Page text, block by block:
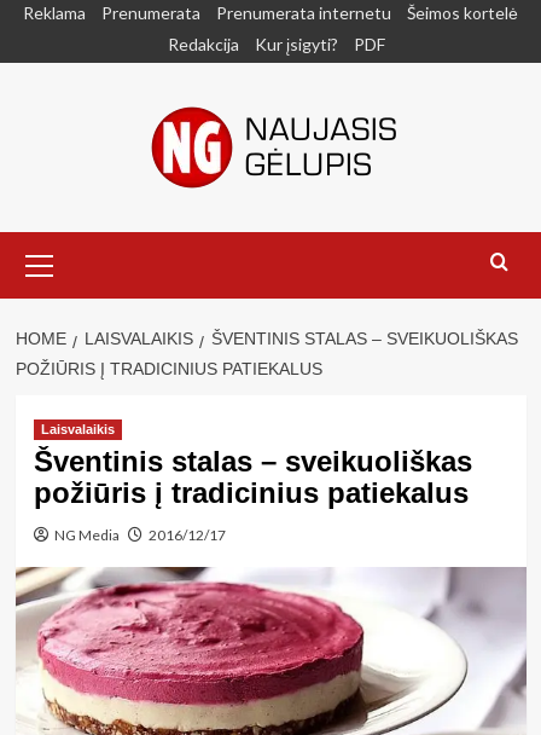
SkipReklama Prenumerata Prenumerata internetu
Šeimos kortelė
Redakcija
Kur įsigyti? PDF
Menu
HOME LAISVALAIKIS
ŠVENTINIS STALAS – SVEIKUOLIŠKAS
POŽIŪRIS Į TRADICINIUS PATIEKALUS
Laisvalaikis
Šventinis stalas – sveikuoliškas
požiūris į tradicinius patiekalus
NG Media 2016/12/17